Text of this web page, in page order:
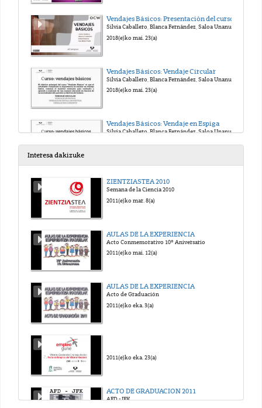
Vendajes Básicos: Presentación del curso
2018(e)ko mai. 23(a)
Vendajes Básicos: Vendaje Circular
2018(e)ko mai. 23(a)
Vendajes Básicos: Vendaje en Espiga
Silvia Caballero, Blanca Fernández, Saloa Unanue, Ana Belén Fraile
Interesa dakizuke
ZIENTZIASTEA 2010
Semana de la Ciencia 2010
2011(e)ko mar. 8(a)
AULAS DE LA EXPERIENCIA
Acto Conmemorativo 10º Aniversario
2011(e)ko mai. 12(a)
AULAS DE LA EXPERIENCIA
Acto de Graduación
2011(e)ko eka. 3(a)
2011(e)ko eka. 23(a)
ACTO DE GRADUACION 2011
AFD - JFK